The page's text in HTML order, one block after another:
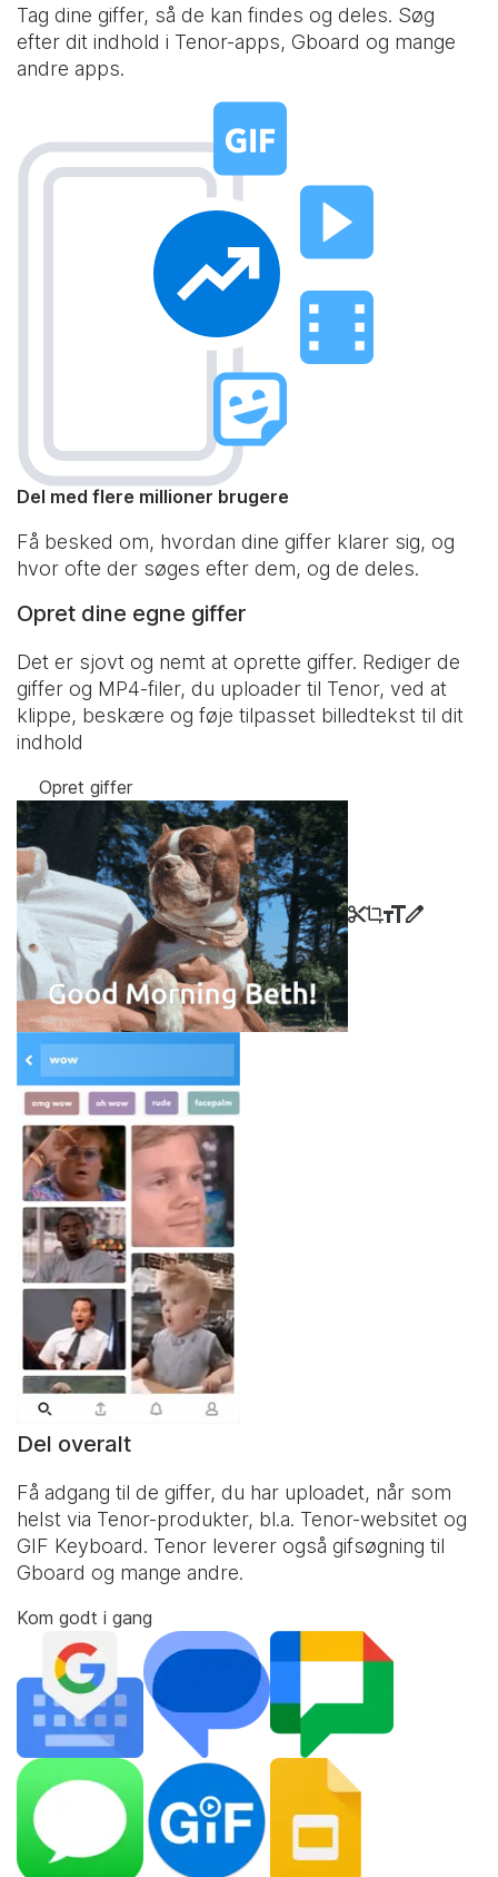
Tag dine giffer, så de kan findes og deles. Søg
efter dit indhold i Tenor-apps, Gboard og mange
andre apps.
Del med flere millioner brugere
Få besked om, hvordan dine giffer klarer sig, og
hvor ofte der søges efter dem, og de deles.
Opret dine egne giffer
Det er sjovt og nemt at oprette giffer. Rediger de
giffer og MP4-filer, du uploader til Tenor, ved at
klippe, beskære og føje tilpasset billedtekst til dit
indhold
Opret giffer
Del overalt
Få adgang til de giffer, du har uploadet, når som
helst via Tenor-produkter, bl.a. Tenor-websitet og
GIF Keyboard. Tenor leverer også gifsøgning til
Gboard og mange andre.
Kom godt i gang